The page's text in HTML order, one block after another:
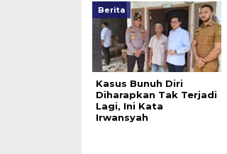
Berita
Kasus Bunuh Diri
Diharapkan Tak Terjadi
Lagi, Ini Kata
Irwansyah